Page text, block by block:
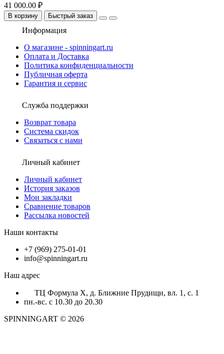
41 000.00 ₽
В корзину Быстрый заказ
Информация
О магазине - spinningart.ru
Оплата и Доставка
Политика конфиденциальности
Публичная оферта
Гарантия и сервис
Служба поддержки
Возврат товара
Система скидок
Связаться с нами
Личный кабинет
Личный кабинет
История заказов
Мои закладки
Сравнение товаров
Рассылка новостей
Наши контакты
+7 (969) 275-01-01
info@spinningart.ru
Наш адрес
ТЦ Формула X, д. Ближние Прудищи, вл. 1, с. 1
пн.-вс. с 10.30 до 20.30
SPINNINGART © 2026